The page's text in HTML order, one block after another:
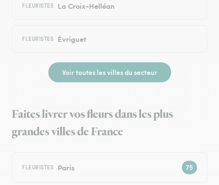
FLEURISTES La Croix-Helléan
FLEURISTES Évriguet
Voir toutes les villes du secteur
Faites livrer vos fleurs dans les plus
grandes villes de France
FLEURISTES Paris